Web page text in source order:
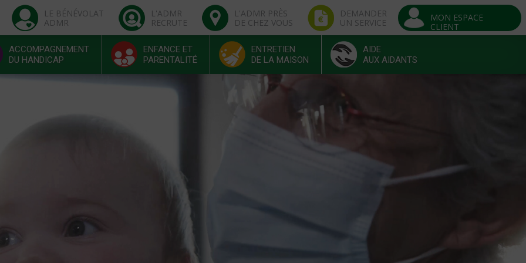
LE BÉNÉVOLAT
ADMR
L'ADMR
RECRUTE
L'ADMR PRÈS
DE CHEZ VOUS
DEMANDER
UN SERVICE
MON ESPACE
CLIENT
ACCOMPAGNEMENT
DU HANDICAP
ENFANCE ET
PARENTALITÉ
ENTRETIEN
DE LA MAISON
AIDE
AUX AIDANTS